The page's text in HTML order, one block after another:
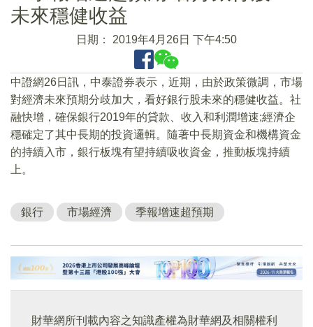
未來穩健收益
日期： 2019年4月26日 下午4:50
中證網26日訊，中泰證券表示，近期，由於政策微調，市場
對經濟未來預期分歧加大，看好銀行股未來的穩健收益。社
融快增，確保銀行2019年的貸款、收入和利潤增速;經濟企
穩確定了其中長期的投資邏輯。隨著中長期資金和機構資金
的持續入市，銀行板塊有望持續吸收資金，推動板塊持續
上。
銀行 市場經濟 季報增速超預期
財華網所刊載內容之知識產權為財華網及相關權利